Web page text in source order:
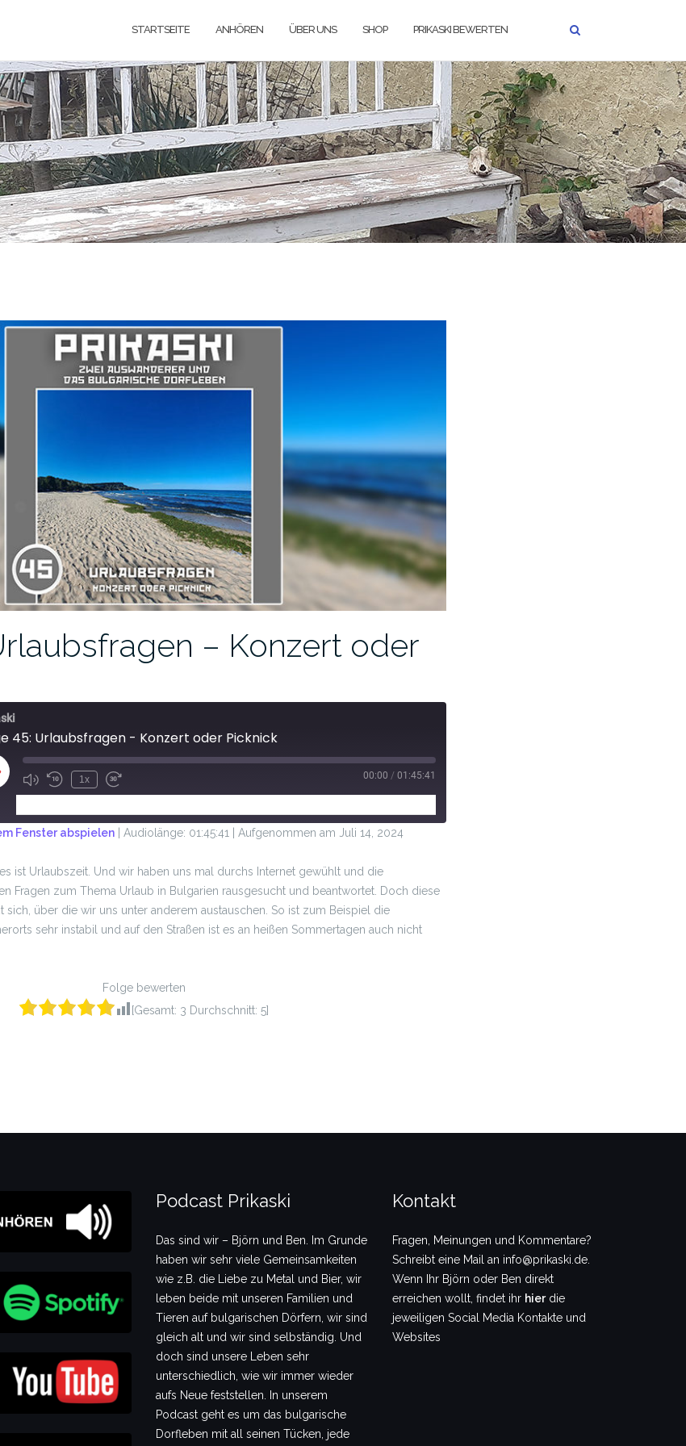
STARTSEITE ANHÖREN ÜBER UNS SHOP PRIKASKI BEWERTEN
– Konzert oder
45: Urlaubsfragen - Konzert oder Picknick
1x 00:00 / 01:45:41
Fenster abspielen | Audiolänge: 01:45:41 | Aufgenommen am Juli 14, 2024
ist Urlaubszeit. Und wir haben uns mal durchs Internet gewühlt und die
Fragen zum Thema Urlaub in Bulgarien rausgesucht und beantwortet. Doch diese
über die wir uns unter anderem austauschen. So ist zum Beispiel die
sehr instabil und auf den Straßen ist es an heißen Sommertagen auch nicht
Folge bewerten
[Gesamt: 3 Durchschnitt: 5]
Podcast Prikaski
Das sind wir – Björn und Ben. Im Grunde
haben wir sehr viele Gemeinsamkeiten
wie z.B. die Liebe zu Metal und Bier, wir
leben beide mit unseren Familien und
Tieren auf bulgarischen Dörfern, wir sind
gleich alt und wir sind selbständig. Und
doch sind unsere Leben sehr
unterschiedlich, wie wir immer wieder
aufs Neue feststellen. In unserem
Podcast geht es um das bulgarische
Dorfleben mit all seinen Tücken, jede
Kontakt
Fragen, Meinungen und Kommentare?
Schreibt eine Mail an info@prikaski.de.
Wenn Ihr Björn oder Ben direkt
erreichen wollt, findet ihr hierdie
jeweiligen Social Media Kontakte und
Websites